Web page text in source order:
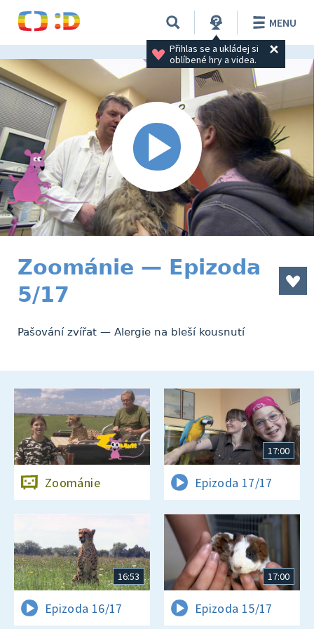
Přihlas se a ukládej si
oblíbené hry a videa.
MENU
Zoománie — Epizoda
5/17
Pašování zvířat — Alergie na bleší kousnutí
Zoománie
17:00
Epizoda 17/17
16:53
Epizoda 16/17
17:00
Epizoda 15/17